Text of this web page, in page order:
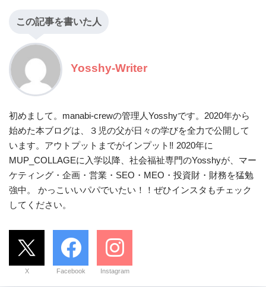
この記事を書いた人
Yosshy-Writer
初めまして。manabi-crewの管理人Yosshyです。2020年から
始めた本ブログは、３児の父が日々の学びを全力で公開して
います。アウトプットまでがインプット‼ 2020年に
MUP_COLLAGEに入学以降、社会福祉専門のYosshyが、マー
ケティング・企画・営業・SEO・MEO・投資財・財務を猛勉
強中。 かっこいいパパでいたい！！ぜひインスタもチェック
してください。
X Facebook Instagram